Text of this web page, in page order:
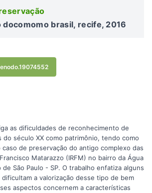
docomomo brasil, recife, 2016
as dificuldades de reconhecimento de
século XX como patrimônio, tendo como
de preservação do antigo complexo das
Matarazzo (IRFM) no bairro da Água
de São Paulo - SP. O trabalho enfatiza alguns
a valorização desse tipo de bem
aspectos concernem a características